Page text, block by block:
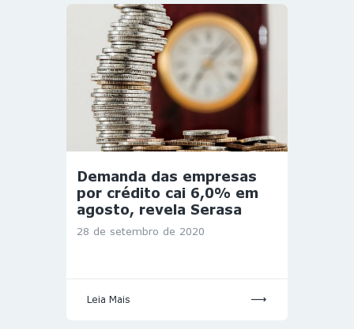
Demanda das empresas
por crédito cai 6,0% em
agosto, revela Serasa
28 de setembro de 2020
Leia Mais